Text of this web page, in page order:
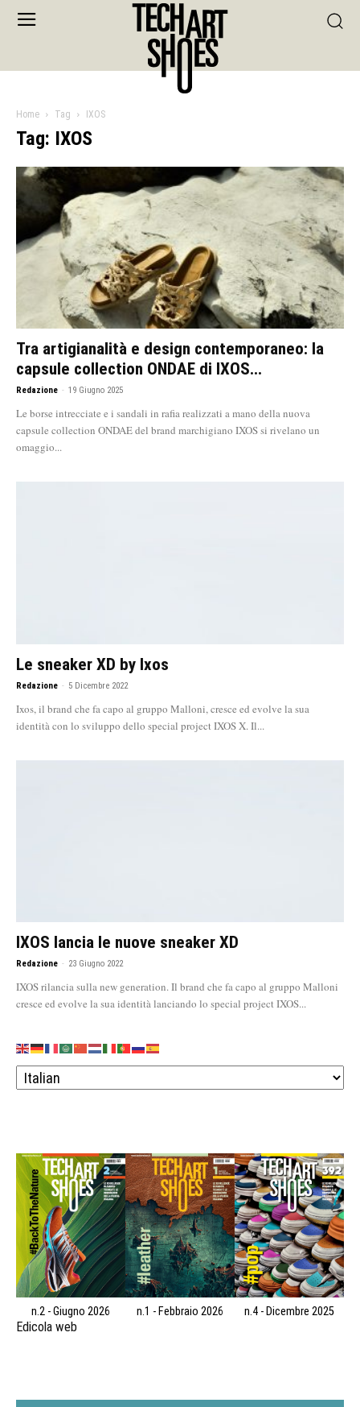
Home Tag IXOS
Tag: IXOS
Tra artigianalità e design contemporaneo: la
capsule collection ONDAE di IXOS...
Redazione - 19 Giugno 2025
Le borse intrecciate e i sandali in rafia realizzati a mano della nuova
capsule collection ONDAE del brand marchigiano IXOS si rivelano un
omaggio...
Le sneaker XD by Ixos
Redazione - 5 Dicembre 2022
Ixos, il brand che fa capo al gruppo Malloni, cresce ed evolve la sua
identità con lo sviluppo dello special project IXOS X. Il...
IXOS lancia le nuove sneaker XD
Redazione - 23 Giugno 2022
IXOS rilancia sulla new generation. Il brand che fa capo al gruppo Malloni
cresce ed evolve la sua identità lanciando lo special project IXOS...
n.2 - Giugno 2026 n.1 - Febbraio 2026 n.4 - Dicembre 2025
Edicola web